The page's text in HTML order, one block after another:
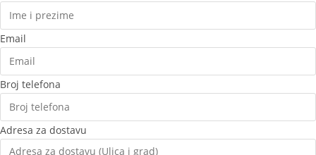
Email
Broj telefona
Adresa za dostavu